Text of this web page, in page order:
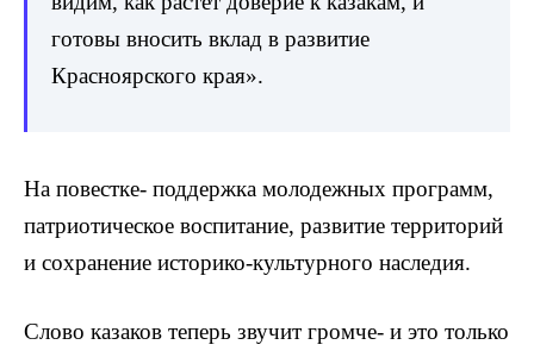
готовы вносить вклад в развитие
Красноярского края».
На повестке- поддержка молодежных программ,
патриотическое воспитание, развитие территорий
и сохранение историко-культурного наследия.
Слово казаков теперь звучит громче- и это только